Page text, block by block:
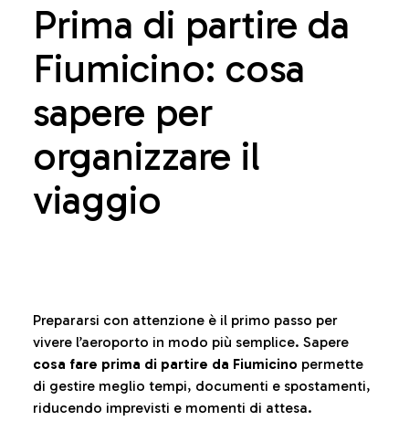
Prima di partire da
Fiumicino: cosa
sapere per
organizzare il
viaggio
Prepararsi con attenzione è il primo passo per
vivere l’aeroporto in modo più semplice. Sapere
cosa fare prima di partire da Fiumicino permette
di gestire meglio tempi, documenti e spostamenti,
riducendo imprevisti e momenti di attesa.